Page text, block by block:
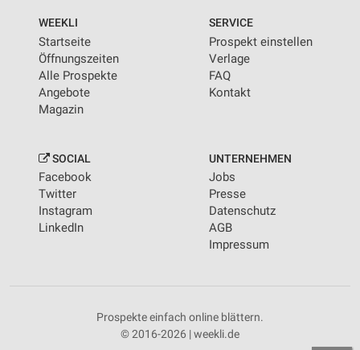
WEEKLI
Startseite
Öffnungszeiten
Alle Prospekte
Angebote
Magazin
SERVICE
Prospekt einstellen
Verlage
FAQ
Kontakt
SOCIAL
Facebook
Twitter
Instagram
LinkedIn
UNTERNEHMEN
Jobs
Presse
Datenschutz
AGB
Impressum
Prospekte einfach online blättern.
© 2016-2026 | weekli.de